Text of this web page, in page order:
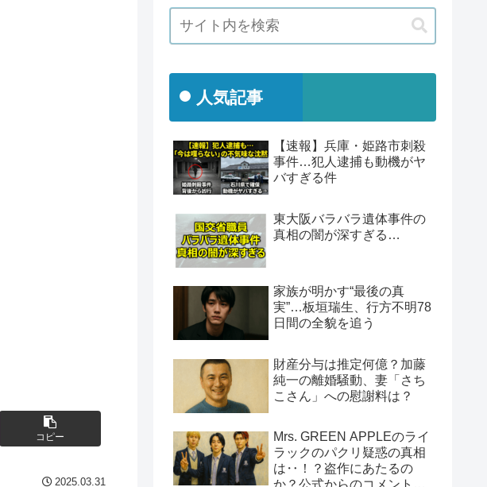
コピー
2025.03.31
人気記事
【速報】兵庫・姫路市刺殺
事件…犯人逮捕も動機がヤ
バすぎる件
東大阪バラバラ遺体事件の
真相の闇が深すぎる…
家族が明かす“最後の真
実”…板垣瑞生、行方不明78
日間の全貌を追う
財産分与は推定何億？加藤
純一の離婚騒動、妻「さち
こさん」への慰謝料は？
Mrs. GREEN APPLEのライ
ラックのパクリ疑惑の真相
は‥！？盗作にあたるの
か？公式からのコメント